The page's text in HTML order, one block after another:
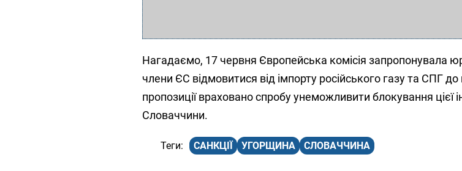
Нагадаємо, 17 червня Європейська комісія запропонувала
члени ЄС відмовитися від імпорту російського газу та СПГ
пропозиції враховано спробу унеможливити блокування цієї
Словаччини.
САНКЦІЇ УГОРЩИНА СЛОВАЧЧИНА